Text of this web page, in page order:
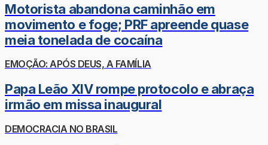
Motorista abandona caminhão em
movimento e foge; PRF apreende quase
meia tonelada de cocaína
EMOÇÃO: APÓS DEUS, A FAMÍLIA
Papa Leão XIV rompe protocolo e abraça
irmão em missa inaugural
DEMOCRACIA NO BRASIL